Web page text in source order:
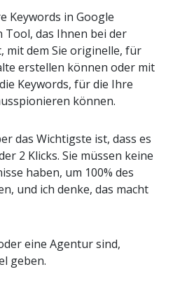
Keywords in Google
Tool, das Ihnen bei der
mit dem Sie originelle, für
erstellen können oder mit
Keywords, für die Ihre
können.
das Wichtigste ist, dass es
2 Klicks. Sie müssen keine
haben, um 100% des
und ich denke, das macht
eine Agentur sind,
geben.